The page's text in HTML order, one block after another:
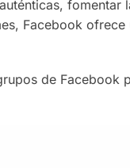
Facebook
de